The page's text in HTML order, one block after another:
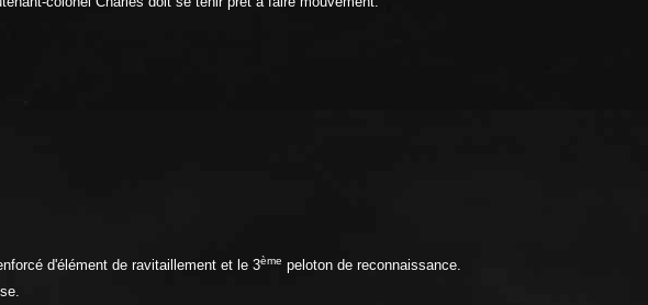
d'élément de ravitaillement et le 3ème peloton de reconnaissance.